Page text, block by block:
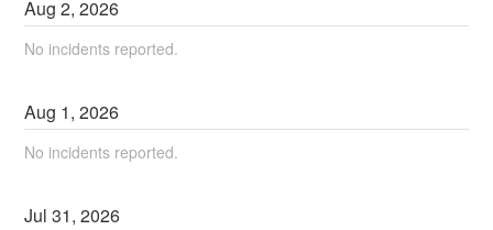
Aug2,2026
No incidents reported.
Aug 1,2026
No incidents reported.
Jul31,2026